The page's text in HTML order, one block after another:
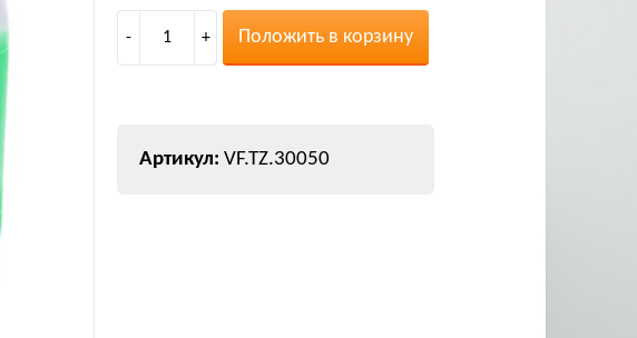
- 1 + Положить в корзину
VF.TZ.30050